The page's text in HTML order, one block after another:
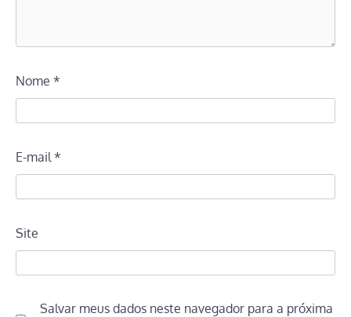
Nome *
E-mail *
Site
Salvar meus dados neste navegador para a próxima